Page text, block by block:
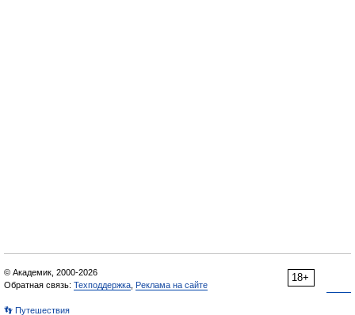
18+
© Академик, 2000-2026
Обратная связь: Техподдержка Реклама на сайте
👣 Путешествия